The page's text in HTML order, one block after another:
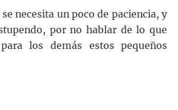
necesita un poco de paciencia, y
por no hablar de lo que
los demás estos pequeños